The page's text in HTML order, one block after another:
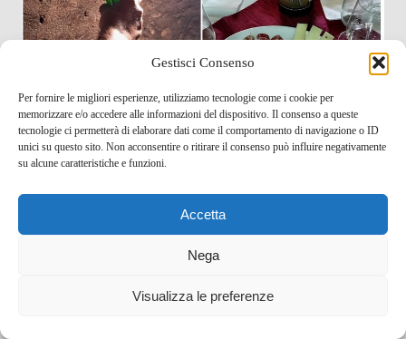
Gestisci Consenso
Per fornire le migliori esperienze, utilizziamo tecnologie come i cookie per
memorizzare e/o accedere alle informazioni del dispositivo. Il consenso a queste
tecnologie ci permetterà di elaborare dati come il comportamento di navigazione o ID
unici su questo sito. Non acconsentire o ritirare il consenso può influire negativamente
su alcune caratteristiche e funzioni.
Accetta
Nega
Visualizza le preferenze
Nella campagna di Zagarolo si trova questa azienda
alla grotta scavata nel tufo di origine vulcanica posta a
20 metri di profondità. L’amore per i vitigni e per il
proprio lavoro, la conoscenza profonda della materia e
serie di vini meritevoli di numerosi riconoscimenti; tra